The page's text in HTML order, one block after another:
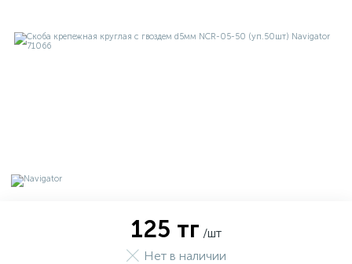
125 тг /шт
Нет в наличии